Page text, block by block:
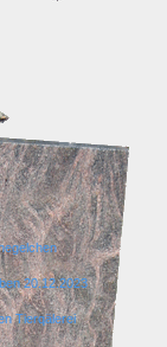
20.12.2023
Tierqälerei